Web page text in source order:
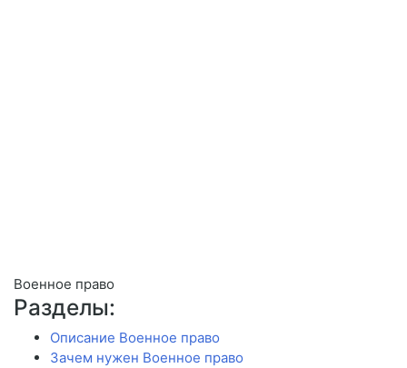
Военное право
Разделы:
Описание Военное право
Зачем нужен Военное право